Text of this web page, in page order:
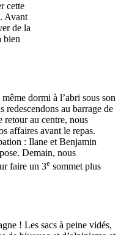
cette
Avant
de la
bien
dormi à l’abri sous son
redescendons au barrage de
au centre, nous
affaires avant le repas.
: Ilane et Benjamin
Demain, nous
faire un 3e sommet plus
! Les sacs à peine vidés,